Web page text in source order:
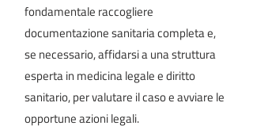
fondamentale raccogliere
documentazione sanitaria completa e,
se necessario, affidarsi a una struttura
esperta in medicina legale e diritto
sanitario, per valutare il caso e avviare le
opportune azioni legali.